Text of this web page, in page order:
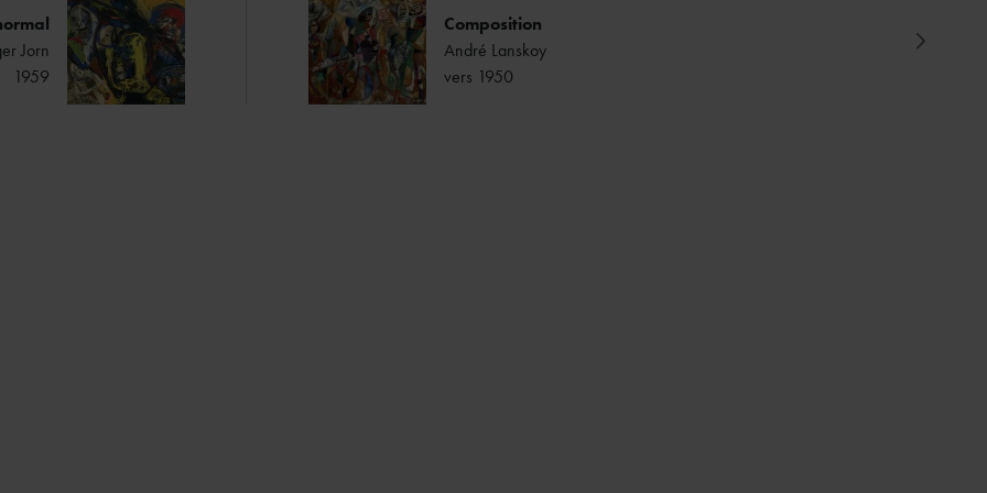
Jorn
1959
Composition
André Lanskoy
vers 1950